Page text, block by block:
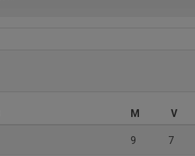
M V
9 7